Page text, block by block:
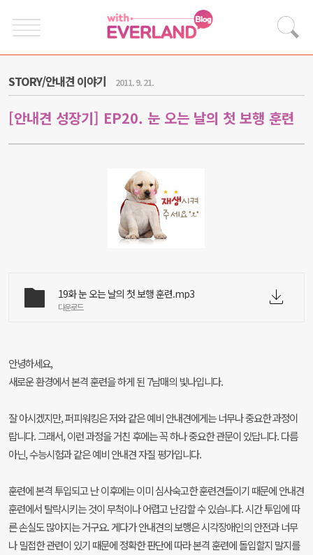
STORY/안내견 이야기 2011. 9. 21.
[안내견 성장기] EP20. 눈 오는 날의 첫 보행 훈련
19화 눈 오는 날의 첫 보행 훈련.mp3
다운로드
안녕하세요,
새로운 환경에서 본격 훈련을 하게 된 7남매의 빛나입니다.
잘 아시겠지만, 퍼피워킹은 저와 같은 예비 안내견에게는 너무나 중요한 과정이
랍니다. 그래서, 이런 과정을 거친 후에는 꼭 하나 중요한 관문이 있답니다. 다름
아닌, 수능시험과 같은 예비 안내견 자질 평가입니다.
훈련에 본격 투입되고 난 이후에는 이미 심사숙고한 훈련견들이기 때문에 안내견
훈련에서 탈락시키는 것이 무척이나 어렵고 난감할 수 있습니다. 시간 투입에 따
른 손실도 많아지는 거구요. 게다가 안내견의 보행은 시각장애인의 안전과 너무
나 밀접한 관련이 있기 때문에 정확한 판단에 따라 본격 훈련에 돌입할지 말지를